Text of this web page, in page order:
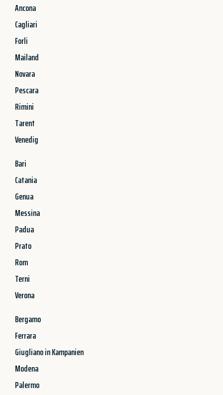
Ancona
Cagliari
Forli
Mailand
Novara
Pescara
Rimini
Tarent
Venedig
Bari
Catania
Genua
Messina
Padua
Prato
Rom
Terni
Verona
Bergamo
Ferrara
Giugliano in Kampanien
Modena
Palermo